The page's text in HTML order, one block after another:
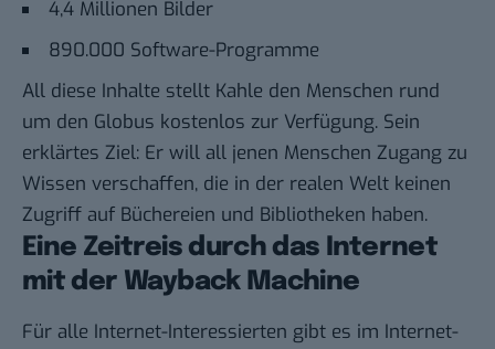
4,4 Millionen Bilder
890.000 Software-Programme
All diese Inhalte stellt Kahle den Menschen rund
um den Globus kostenlos zur Verfügung. Sein
erklärtes Ziel: Er will all jenen Menschen Zugang zu
Wissen verschaffen, die in der realen Welt keinen
Zugriff auf Büchereien und Bibliotheken haben.
Eine Zeitreis durch das Internet
mit der Wayback Machine
Für alle Internet-Interessierten gibt es im Internet-